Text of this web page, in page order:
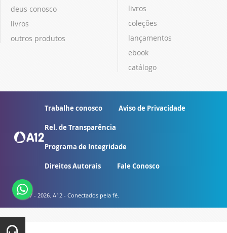
deus conosco
livros
outros produtos
livros
coleções
lançamentos
ebook
catálogo
Trabalhe conosco Aviso de Privacidade
Rel. de Transparência
Programa de Integridade
Direitos Autorais Fale Conosco
© 2007 - 2026. A12 - Conectados pela fé.